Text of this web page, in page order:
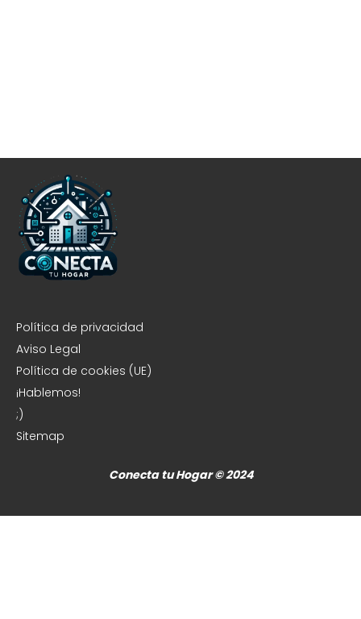
Política de privacidad
Aviso Legal
Política de cookies (UE)
¡Hablemos!
;)
Sitemap
Conecta tu Hogar © 2024